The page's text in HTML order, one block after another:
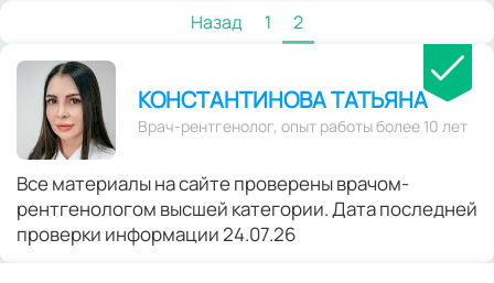
Назад 1 2
КОНСТАНТИНОВА ТАТЬЯНА
Врач-рентгенолог, опыт работы более 10 лет
Все материалы на сайте проверены врачом-
рентгенологом высшей категории. Дата последней
проверки информации 24.07.26